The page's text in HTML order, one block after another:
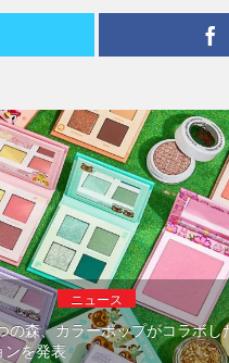
ニュース
の森、カラーポップがコラボし
を発表